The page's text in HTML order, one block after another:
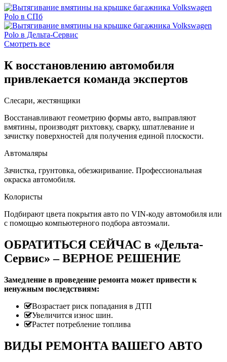
Смотреть все
К восстановлению автомобиля
привлекается команда экспертов
Слесари, жестянщики
Восстанавливают геометрию формы авто, выправляют
вмятины, производят рихтовку, сварку, шпатлевание и
зачистку поверхностей для получения единой плоскости.
Автомаляры
Зачистка, грунтовка, обезжиривание. Профессиональная
окраска автомобиля.
Колористы
Подбирают цвета покрытия авто по VIN-коду автомобиля или
с помощью компьютерного подбора автоэмали.
ОБРАТИТЬСЯ СЕЙЧАС в «Дельта-
Сервис» – ВЕРНОЕ РЕШЕНИЕ
Замедление в проведение ремонта может привести к
ненужным последствиям:
Возрастает риск попадания в ДТП
Увеличится износ шин.
Растет потребление топлива
ВИДЫ РЕМОНТА ВАШЕГО АВТО